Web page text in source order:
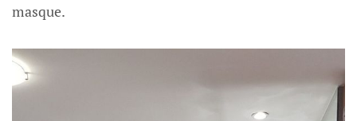
masque.